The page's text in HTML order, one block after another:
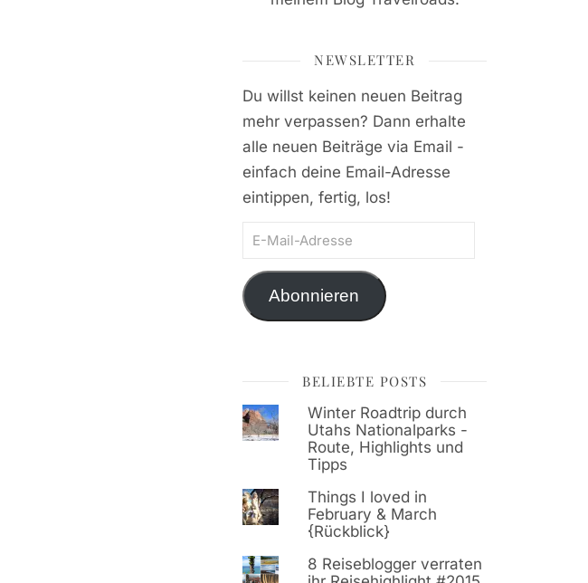
NEWSLETTER
Du willst keinen neuen Beitrag
mehr verpassen? Dann erhalte
alle neuen Beiträge via Email -
einfach deine Email-Adresse
eintippen, fertig, los!
E-Mail-Adresse
Abonnieren
BELIEBTE POSTS
Winter Roadtrip durch
Utahs Nationalparks -
Route, Highlights und
Tipps
Things I loved in
February & March
{Rückblick}
8 Reiseblogger verraten